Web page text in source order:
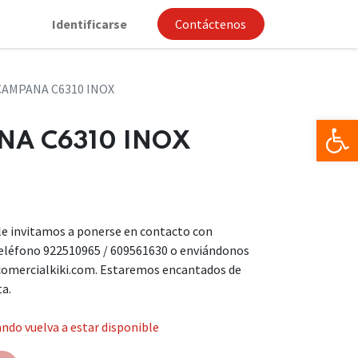
Identificarse Contáctenos
C6310 INOX
C6310 INOX
invitamos a ponerse en contacto con
922510965 / 609561630 o enviándonos
Estaremos encantados de
vuelva a estar disponible